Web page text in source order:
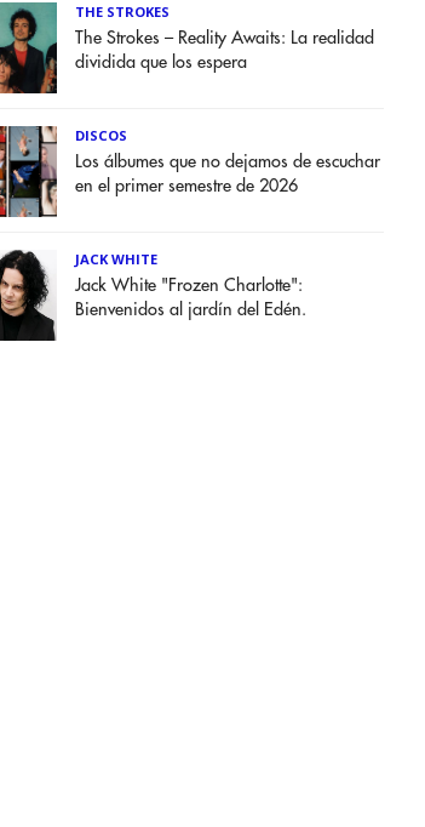
THE STROKES
The Strokes – Reality Awaits: La realidad
dividida que los espera
DISCOS
Los álbumes que no dejamos de escuchar
en el primer semestre de 2026
JACK WHITE
Jack White "Frozen Charlotte":
Bienvenidos al jardín del Edén.